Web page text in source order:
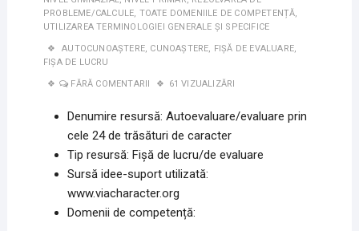
PROBLEME/CALCULE, TOATE DOMENIILE DE COMPETENȚĂ,
UTILIZAREA TERMINOLOGIEI GENERALE ȘI SPECIFICE
AUTOCUNOAȘTERE, CUNOAȘTERE, FIȘĂ DE EVALUARE,
FIȘA DE LUCRU
FĂRĂ COMENTARII 61 VIZUALIZĂRI
Denumire resursă: Autoevaluare/evaluare prin
cele 24 de trăsături de caracter
Tip resursă: Fișă de lucru/de evaluare
Sursă idee-suport utilizată:
www.viacharacter.org
Domenii de competență: